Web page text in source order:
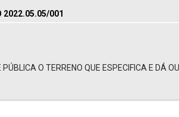
2022.05.05/001
O TERRENO QUE ESPECIFICA E DÁ